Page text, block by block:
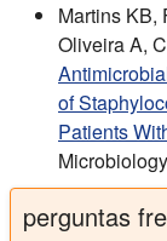
Martins KB,
Oliveira A,
of
Patients
perguntas